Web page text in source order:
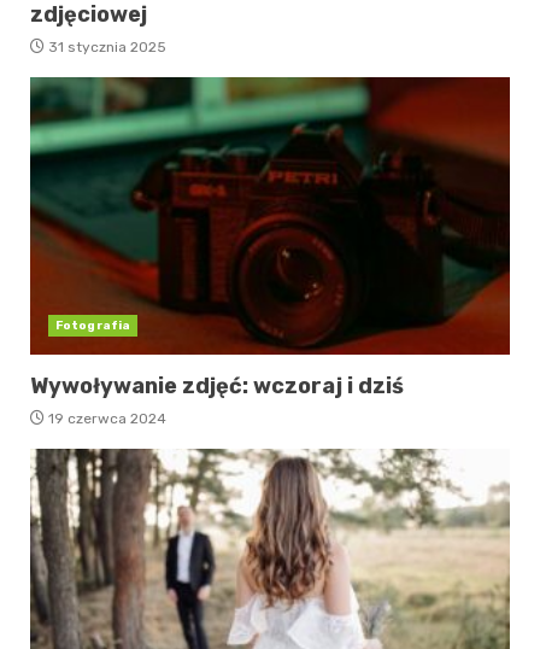
zdjęciowej
31 stycznia 2025
Fotografia
Wywoływanie zdjęć: wczoraj i dziś
19 czerwca 2024